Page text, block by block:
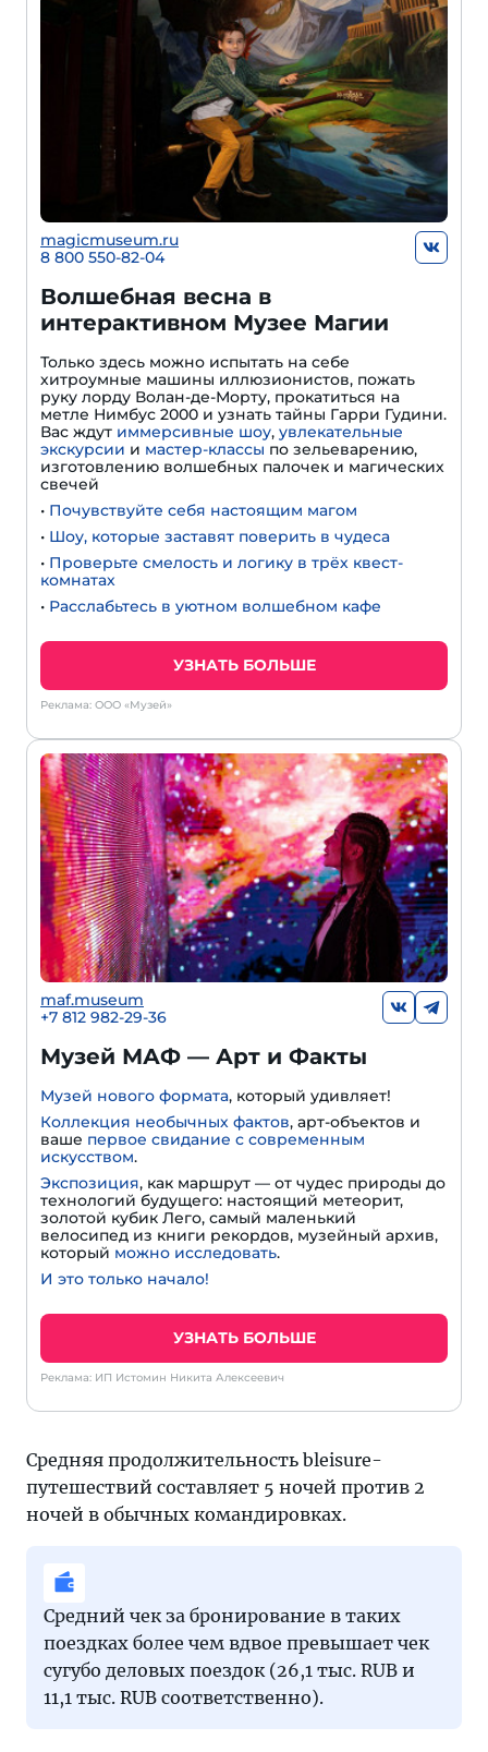
magicmuseum.ru
8 800 550-82-04
Волшебная весна в
интерактивном Музее Магии
Только здесь можно испытать на себе
хитроумные машины иллюзионистов, пожать
руку лорду Волан-де-Морту, прокатиться на
метле Нимбус 2000 и узнать тайны Гарри Гудини.
Вас ждут иммерсивные шоу, увлекательные
экскурсии и мастер-классы по зельеварению,
изготовлению волшебных палочек и магических
свечей
• Почувствуйте себя настоящим магом
• Шоу, которые заставят поверить в чудеса
• Проверьте смелость и логику в трёх квест-
комнатах
• Расслабьтесь в уютном волшебном кафе
УЗНАТЬ БОЛЬШЕ
Реклама: ООО «Музей»
maf.museum
+7 812 982-29-36
Музей МАФ — Арт и Факты
Музей нового формата, который удивляет!
Коллекция необычных фактов, арт-объектов и
ваше первое свидание с современным
искусством.
Экспозиция, как маршрут — от чудес природы до
технологий будущего: настоящий метеорит,
золотой кубик Лего, самый маленький
велосипед из книги рекордов, музейный архив,
который можно исследовать.
И это только начало!
УЗНАТЬ БОЛЬШЕ
Реклама: ИП Истомин Никита Алексеевич
Средняя продолжительность bleisure-
путешествий составляет 5 ночей против 2
ночей в обычных командировках.
Средний чек за бронирование в таких
поездках более чем вдвое превышает чек
сугубо деловых поездок (26,1 тыс. RUB и
11,1 тыс. RUB соответственно).